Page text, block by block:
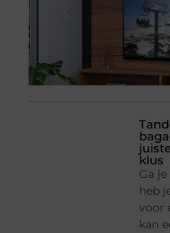
klus
Ga
heb
voor
kan